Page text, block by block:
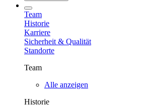
Team
Historie
Karriere
Sicherheit & Qualität
Standorte
Team
Alle anzeigen
Historie